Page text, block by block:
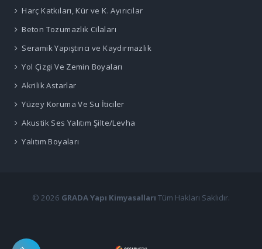
Harç Katkıları, Kür ve K. Ayırıcılar
Beton Tozumazlık Cilaları
Seramik Yapıştırıcı ve Kaydırmazlık
Yol Çizgi Ve Zemin Boyaları
Akrilik Astarlar
Yüzey Koruma Ve Su İticiler
Akustik Ses Yalıtım Şilte/Levha
Yalıtım Boyaları
© 2026 GRADA Yapı Kimyasalları Tüm Hakları Saklıdır.